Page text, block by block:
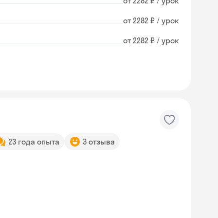
от 2282 ₽ / урок
от 2282 ₽ / урок
23 года опыта 3 отзыва